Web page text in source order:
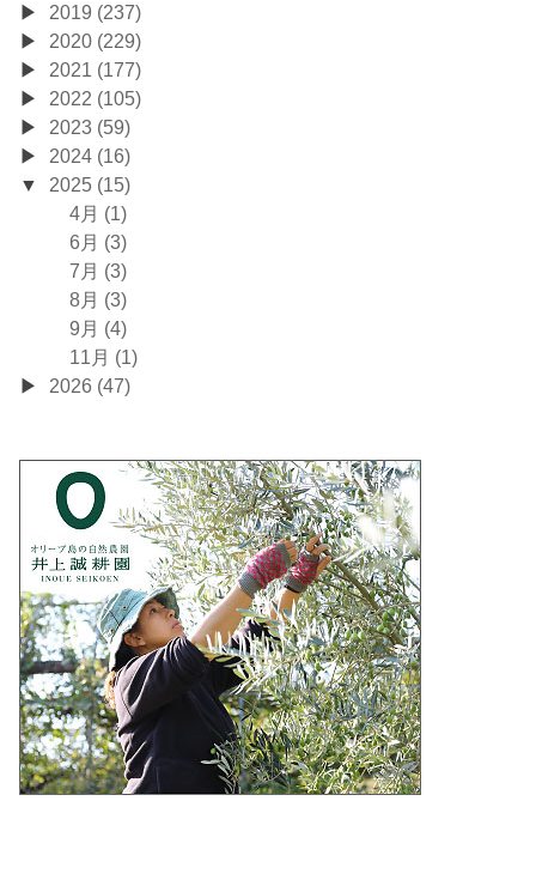
2019 (237)
2020 (229)
2021 (177)
2022 (105)
2023 (59)
2024 (16)
2025 (15)
4月 (1)
6月 (3)
7月 (3)
8月 (3)
9月 (4)
11月 (1)
2026 (47)